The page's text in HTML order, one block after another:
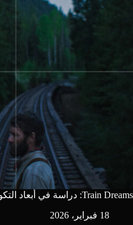
Train Dreams: دراسة في أبعاد التكوين والدلالة
18 فبراير، 2026